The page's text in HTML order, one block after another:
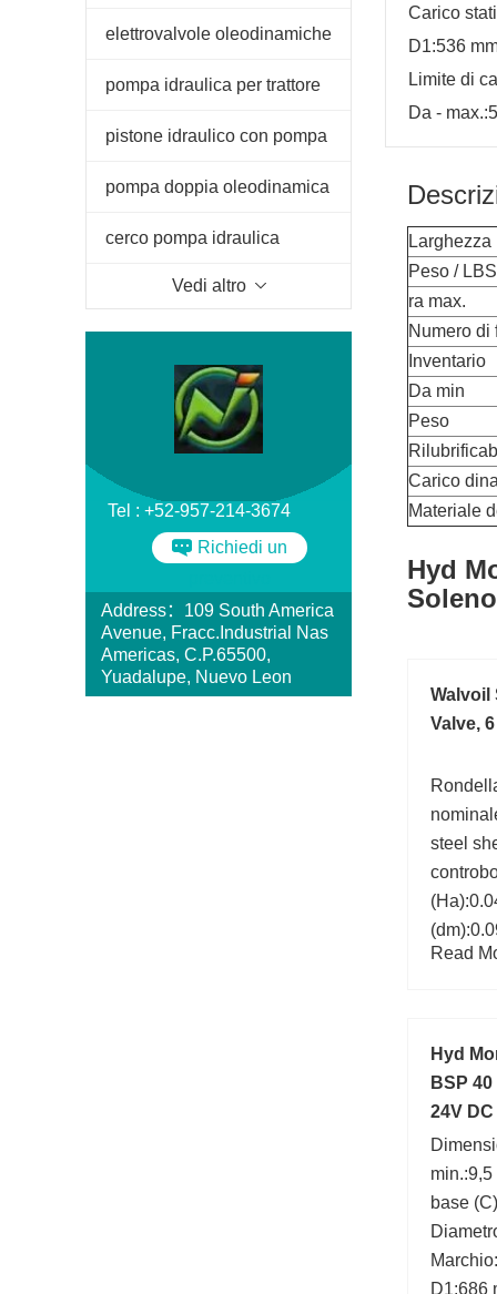
elettrovalvole oleodinamiche
pompa idraulica per trattore
fiat
pistone idraulico con pompa
manuale
pompa doppia oleodinamica
per spaccalegna
cerco pompa idraulica
Vedi altro
Tel : +52-957-214-3674
Richiedi un
Address：109 South America
Avenue, Fracc.Industrial Nas
Americas, C.P.65500,
Yuadalupe, Nuevo Leon
Carico
D1:536
Limite di
Da -
Larghezza
Peso / LBS
ra max.
Numero di
Inventario
Da min
Peso
Carico
Materiale
Hyd
Walvoil
Valve,
steel
rondella
Read
Hyd
BSP
24V
base
D1:686